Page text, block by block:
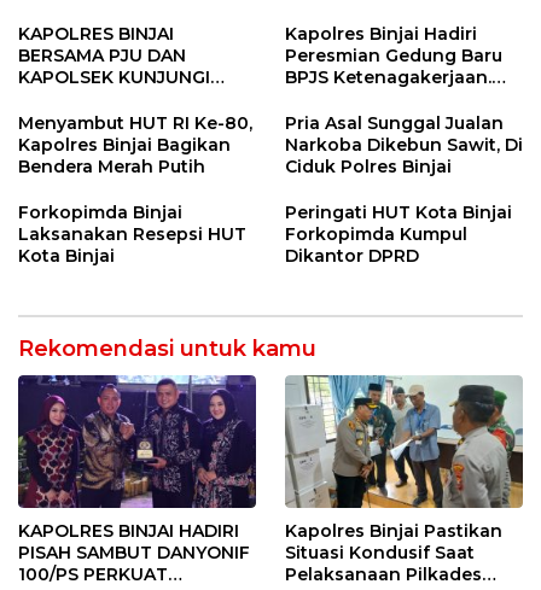
KAPOLRES BINJAI
BERSAMA PJU DAN
KAPOLSEK KUNJUNGI
BINJAI
Kapolres Binjai Hadiri
Peresmian Gedung Baru
BPJS Ketenagakerjaan.
Menyeluruh bagi Pekerja”
Menyambut HUT RI Ke-80,
Kapolres Binjai Bagikan
Bendera Merah Putih
Pria Asal Sunggal Jualan
Narkoba Dikebun Sawit, Di
Ciduk Polres Binjai
Forkopimda Binjai
Laksanakan Resepsi HUT
Kota Binjai
Peringati HUT Kota Binjai
Forkopimda Kumpul
Dikantor DPRD
Rekomendasi untuk kamu
KAPOLRES BINJAI HADIRI
PISAH SAMBUT DANYONIF
100/PS PERKUAT
Kapolres Binjai Pastikan
Situasi Kondusif Saat
Pelaksanaan Pilkades